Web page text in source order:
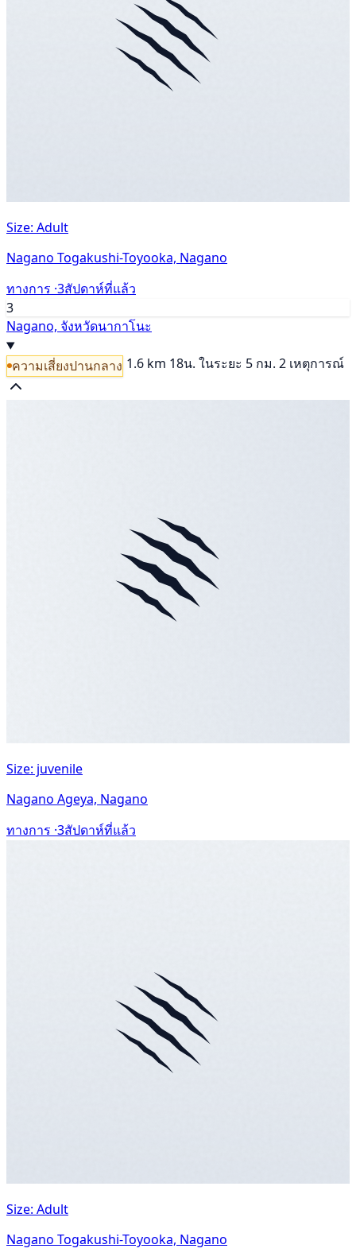
Size: Adult
Nagano Togakushi-Toyooka, Nagano
ทางการ ·3สัปดาห์ที่แล้ว
3
Nagano, จังหวัดนากาโนะ
ความเสี่ยงปานกลาง 1.6 km 18น. ในระยะ 5 กม. 2 เหตุการณ์
Size: juvenile
Nagano Ageya, Nagano
ทางการ ·3สัปดาห์ที่แล้ว
Size: Adult
Nagano Togakushi-Toyooka, Nagano